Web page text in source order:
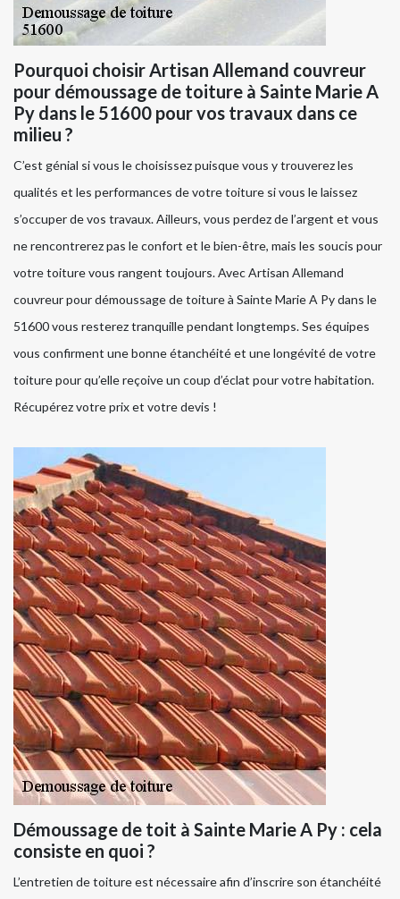
Pourquoi choisir Artisan Allemand couvreur
pour démoussage de toiture à Sainte Marie A
Py dans le 51600 pour vos travaux dans ce
milieu ?
C’est génial si vous le choisissez puisque vous y trouverez les
qualités et les performances de votre toiture si vous le laissez
s’occuper de vos travaux. Ailleurs, vous perdez de l’argent et vous
ne rencontrerez pas le confort et le bien-être, mais les soucis pour
votre toiture vous rangent toujours. Avec Artisan Allemand
couvreur pour démoussage de toiture à Sainte Marie A Py dans le
51600 vous resterez tranquille pendant longtemps. Ses équipes
vous confirment une bonne étanchéité et une longévité de votre
toiture pour qu’elle reçoive un coup d’éclat pour votre habitation.
Récupérez votre prix et votre devis !
Démoussage de toit à Sainte Marie A Py : cela
consiste en quoi ?
L’entretien de toiture est nécessaire afin d’inscrire son étanchéité